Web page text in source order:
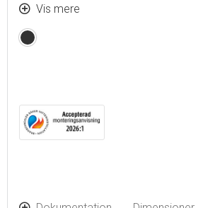
Dugfri med opvarmet afdugningsenhed
Lystemperatur 6400 K
Vis mere
Matsort